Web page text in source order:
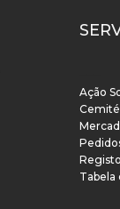
Ação
Tabela